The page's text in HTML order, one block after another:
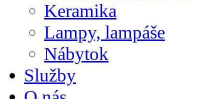
Keramika
Lampy, lampáše
Nábytok
Služby